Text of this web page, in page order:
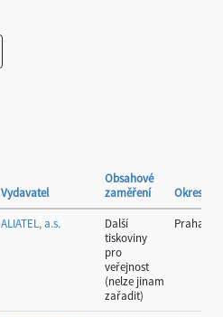
Vydavatel
Obsahové
zaměření
Okres
ALIATEL, a.s.
Další
tiskoviny
pro
veřejnost
(nelze jinam
zařadit)
Praha